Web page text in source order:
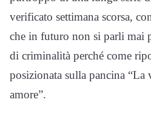
verificato settimana scorsa,
che in futuro non si parli mai
di criminalità perché come
posizionata sulla pancina “La
amore”.